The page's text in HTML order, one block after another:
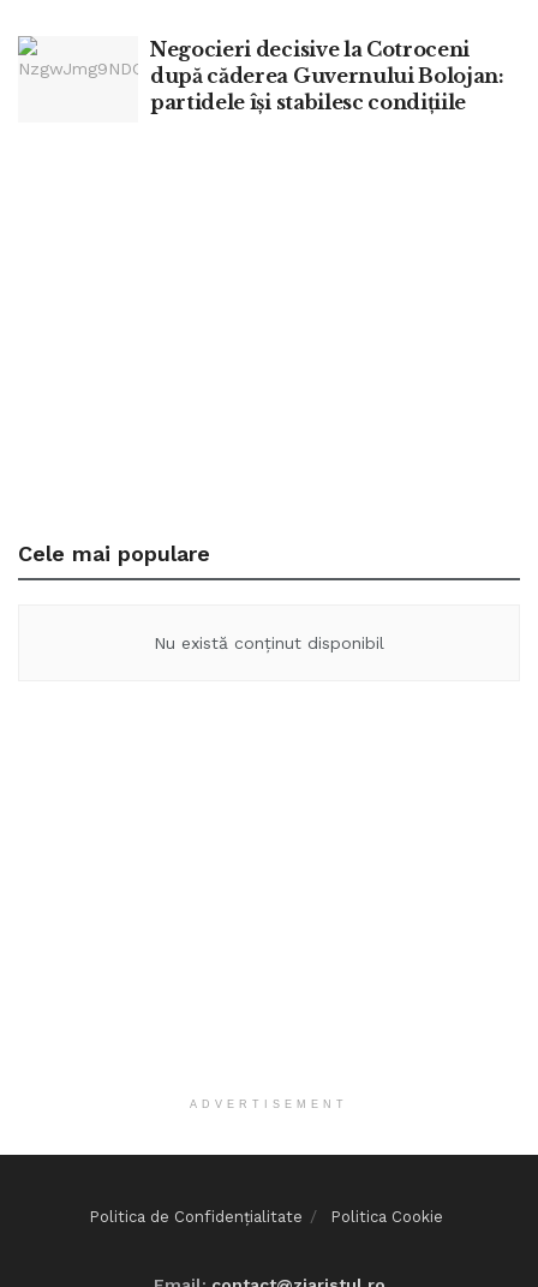
Negocieri decisive la Cotroceni
după căderea Guvernului Bolojan:
partidele își stabilesc condițiile
Cele mai populare
Nu există conținut disponibil
ADVERTISEMENT
Politica de Confidențialitate Politica Cookie